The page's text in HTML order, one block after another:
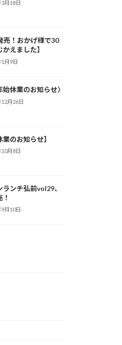
3月18日
売！おかげ様で30
えました】
1月9日
始休業のお知らせ〉
12月26日
業のお知らせ】
10月8日
ランチ弘前vol29、
9月10日